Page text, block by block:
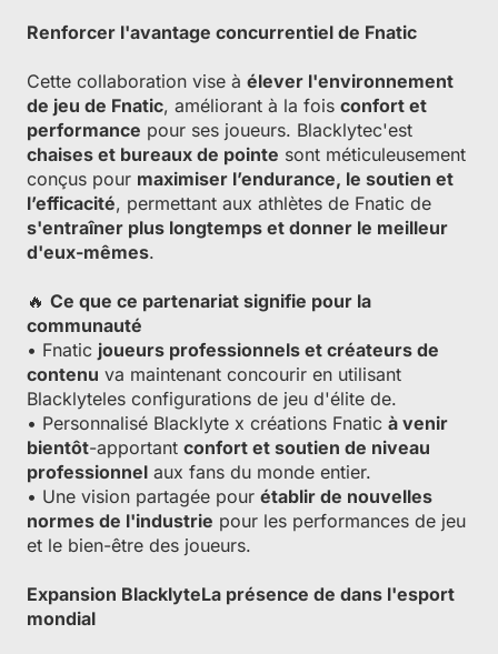
Renforcer l'avantage concurrentiel de Fnatic
Cette collaboration vise à élever l'environnement
de jeu de Fnatic, améliorant à la fois confort et
performance pour ses joueurs. Blacklytec'est
chaises et bureaux de pointe sont méticuleusement
conçus pour maximiser l’endurance, le soutien et
l’efficacité, permettant aux athlètes de Fnatic de
s'entraîner plus longtemps et donner le meilleur
d'eux-mêmes.
🔥 Ce que ce partenariat signifie pour la
communauté
• Fnatic joueurs professionnels et créateurs de
contenu va maintenant concourir en utilisant
Blacklyteles configurations de jeu d'élite de.
• Personnalisé Blacklyte x créations Fnatic à venir
bientôt-apportant confort et soutien de niveau
professionnel aux fans du monde entier.
• Une vision partagée pour établir de nouvelles
normes de l'industrie pour les performances de jeu
et le bien-être des joueurs.
Expansion BlacklyteLa présence de dans l'esport
mondial